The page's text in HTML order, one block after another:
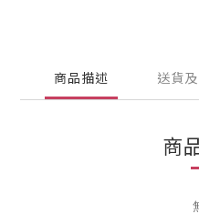
商品描述 送貨
商